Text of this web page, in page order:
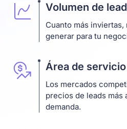
Volumen de
Cuanto más
generar para tu
Área de servicio
Los mercados
precios de leads más
demanda.